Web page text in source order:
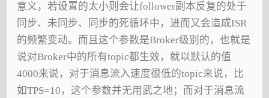
意义，若设置的太小则会让follower副本反复的处于
同步、未同步、同步的死循环中，进而又会造成ISR
的频繁变动。而且这个参数是Broker级别的，也就是
说对Broker中的所有topic都生效，就以默认的值
4000来说，对于消息流入速度很低的topic来说，比
如TPS=10，这个参数并无用武之地；而对于消息流